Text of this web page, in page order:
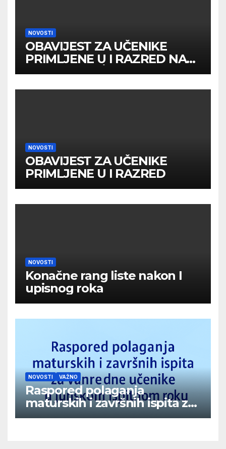
NOVOSTI
OBAVIJEST ZA UČENIKE
PRIMLJENE U I RAZRED NA
DRUGOM UPİSNOM ROKU
NOVOSTI
OBAVIJEST ZA UČENIKE
PRIMLJENE U I RAZRED
NOVOSTI
Konačne rang liste nakon I
upisnog roka
NOVOSTI VAŽNO
Raspored polaganja
maturskih i završnih ispita za
vanredne učenike u junskom